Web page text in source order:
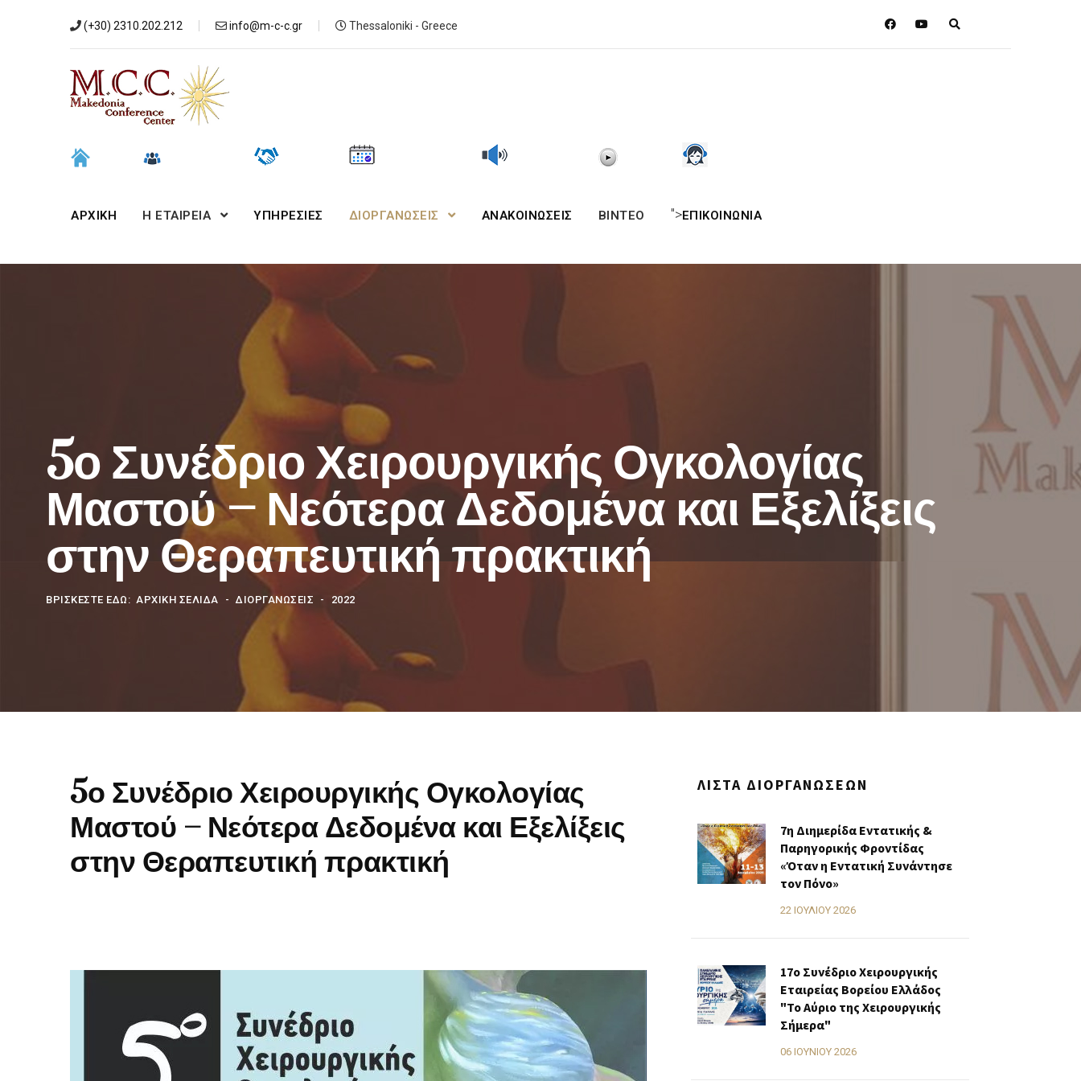
(+30) 2310.202.212 info@m-c-c.gr Thessaloniki - Greece
ΑΡΧΙΚΉ Η ΕΤΑΙΡΕΙΑ ΥΠΗΡΕΣΙΕΣ ΔΙΟΡΓΑΝΩΣΕΙΣ ΑΝΑΚΟΙΝΩΣΕΙΣ BINTEO ">ΕΠΙΚΟΙΝΩΝΙΑ
5ο Συνέδριο Χειρουργικής Ογκολογίας
Μαστού – Νεότερα Δεδομένα και Εξελίξεις
στην Θεραπευτική πρακτική
ΒΡΊΣΚΕΣΤΕ ΕΔΏ: ΑΡΧΙΚΗ ΣΕΛΙΔΑ ΔΙΟΡΓΑΝΩΣΕΙΣ 2022
5ο Συνέδριο Χειρουργικής Ογκολογίας
Μαστού – Νεότερα Δεδομένα και Εξελίξεις
στην Θεραπευτική πρακτική
ΛΊΣΤΑ ΔΙΟΡΓΑΝΏΣΕΩΝ
7η Διημερίδα Εντατικής &
Παρηγορικής Φροντίδας
«Όταν η Εντατική Συνάντησε
τον Πόνο»
22 ΙΟΥΛΊΟΥ 2026
17ο Συνέδριο Χειρουργικής
Εταιρείας Βορείου Ελλάδος
"Το Αύριο της Χειρουργικής
Σήμερα"
06 ΙΟΥΝΊΟΥ 2026